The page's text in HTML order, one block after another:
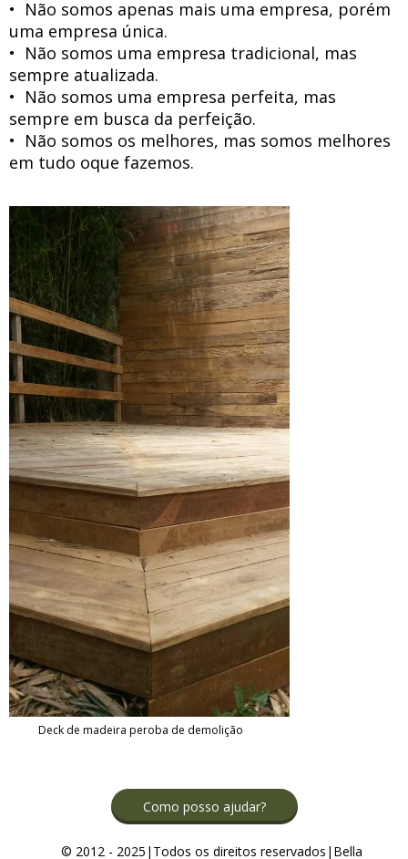
• Não somos apenas mais uma empresa, porém
uma empresa única.
• Não somos uma empresa tradicional, mas
sempre atualizada.
• Não somos uma empresa perfeita, mas
sempre em busca da perfeição.
• Não somos os melhores, mas somos melhores
em tudo oque fazemos.
Deck de madeira peroba de demolição
Como posso ajudar?
© 2012 - 2025|Todos os direitos reservados|Bella